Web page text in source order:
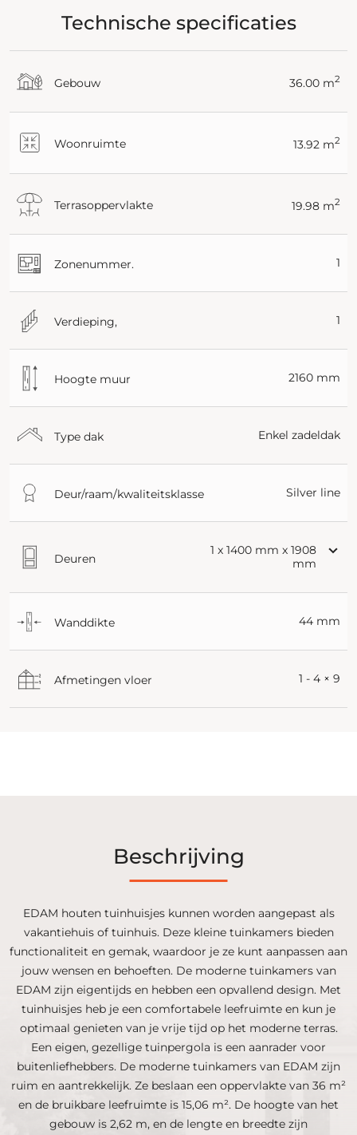
Technische specificaties
Gebouw 36.00 m2
Woonruimte 13.92 m2
Terrasoppervlakte 19.98 m2
Zonenummer. 1
Verdieping, 1
Hoogte muur 2160 mm
Type dak Enkel zadeldak
Deur/raam/kwaliteitsklasse Silver line
Deuren
1 x 1400 mm x 1908
mm
Wanddikte 44 mm
Afmetingen vloer 1 - 4 × 9
Beschrijving
EDAM houten tuinhuisjes kunnen worden aangepast als
vakantiehuis of tuinhuis. Deze kleine tuinkamers bieden
functionaliteit en gemak, waardoor je ze kunt aanpassen aan
jouw wensen en behoeften. De moderne tuinkamers van
EDAM zijn eigentijds en hebben een opvallend design. Met
tuinhuisjes heb je een comfortabele leefruimte en kun je
optimaal genieten van je vrije tijd op het moderne terras.
Een eigen, gezellige tuinpergola is een aanrader voor
buitenliefhebbers. De moderne tuinkamers van EDAM zijn
ruim en aantrekkelijk. Ze beslaan een oppervlakte van 36 m²
en de bruikbare leefruimte is 15,06 m². De hoogte van het
gebouw is 2,62 m, en de lengte en breedte zijn